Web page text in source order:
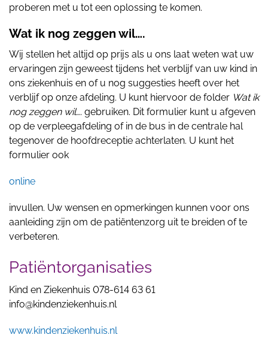
proberen met u tot een oplossing te komen.
Wat ik nog zeggen wil….
Wij stellen het altijd op prijs als u ons laat weten wat uw
ervaringen zijn geweest tijdens het verblijf van uw kind in
ons ziekenhuis en of u nog suggesties heeft over het
verblijf op onze afdeling. U kunt hiervoor de folder Wat ik
nog zeggen wil…. gebruiken. Dit formulier kunt u afgeven
op de verpleegafdeling of in de bus in de centrale hal
tegenover de hoofdreceptie achterlaten. U kunt het
formulier ook
online
invullen. Uw wensen en opmerkingen kunnen voor ons
aanleiding zijn om de patiëntenzorg uit te breiden of te
verbeteren.
Patiëntorganisaties
Kind en Ziekenhuis 078-614 63 61
info@kindenziekenhuis.nl
www.kindenziekenhuis.nl